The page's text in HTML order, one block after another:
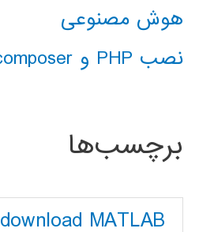
هوش مصنوعی
نصب PHP و composer در ویندوز 10
برچسب‌ها
download MATLAB